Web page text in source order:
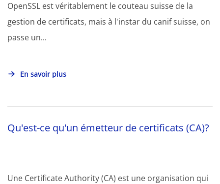
OpenSSL est véritablement le couteau suisse de la
gestion de certificats, mais à l'instar du canif suisse, on
passe un...
En savoir plus
Qu'est-ce qu'un émetteur de certificats (CA)?
Une Certificate Authority (CA) est une organisation qui